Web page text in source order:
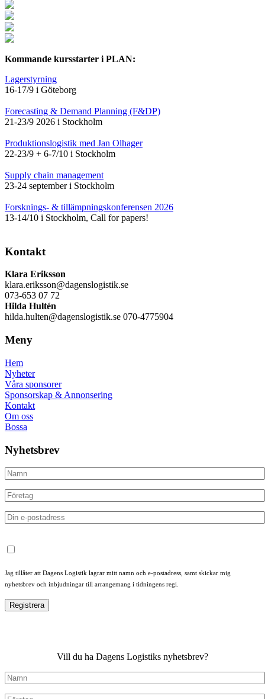
Kommande kursstarter i PLAN:
Lagerstyrning
16-17/9 i Göteborg
Forecasting & Demand Planning (F&DP)
21-23/9 2026 i Stockholm
Produktionslogistik med Jan Olhager
22-23/9 + 6-7/10 i Stockholm
Supply chain management
23-24 september i Stockholm
Forsknings- & tillämpningskonferensen 2026
13-14/10 i Stockholm, Call for papers!
Kontakt
Klara Eriksson
klara.eriksson@dagenslogistik.se
073-653 07 72
Hilda Hultén
hilda.hulten@dagenslogistik.se 070-4775904
Meny
Hem
Nyheter
Våra sponsorer
Sponsorskap & Annonsering
Kontakt
Om oss
Bossa
Nyhetsbrev
Jag tillåter att Dagens Logistik lagrar mitt namn och e-postadress, samt skickar mig
nyhetsbrev och inbjudningar till arrangemang i tidningens regi.
Vill du ha Dagens Logistiks nyhetsbrev?